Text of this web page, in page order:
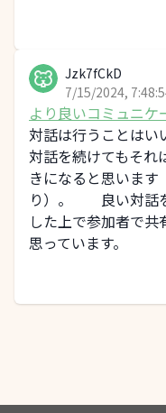
Jzk7fCkD
7/15/2024,
より良いコミュニケ
る事を教えてくださ
対話は行うことはい
対話を続けてもそれ
きになると思いま
り）。 良い対話を
した上で参加者で
思っています。